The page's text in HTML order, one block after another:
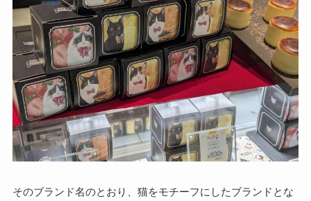
そのブランド名のとおり、猫をモチーフにしたブランドとな